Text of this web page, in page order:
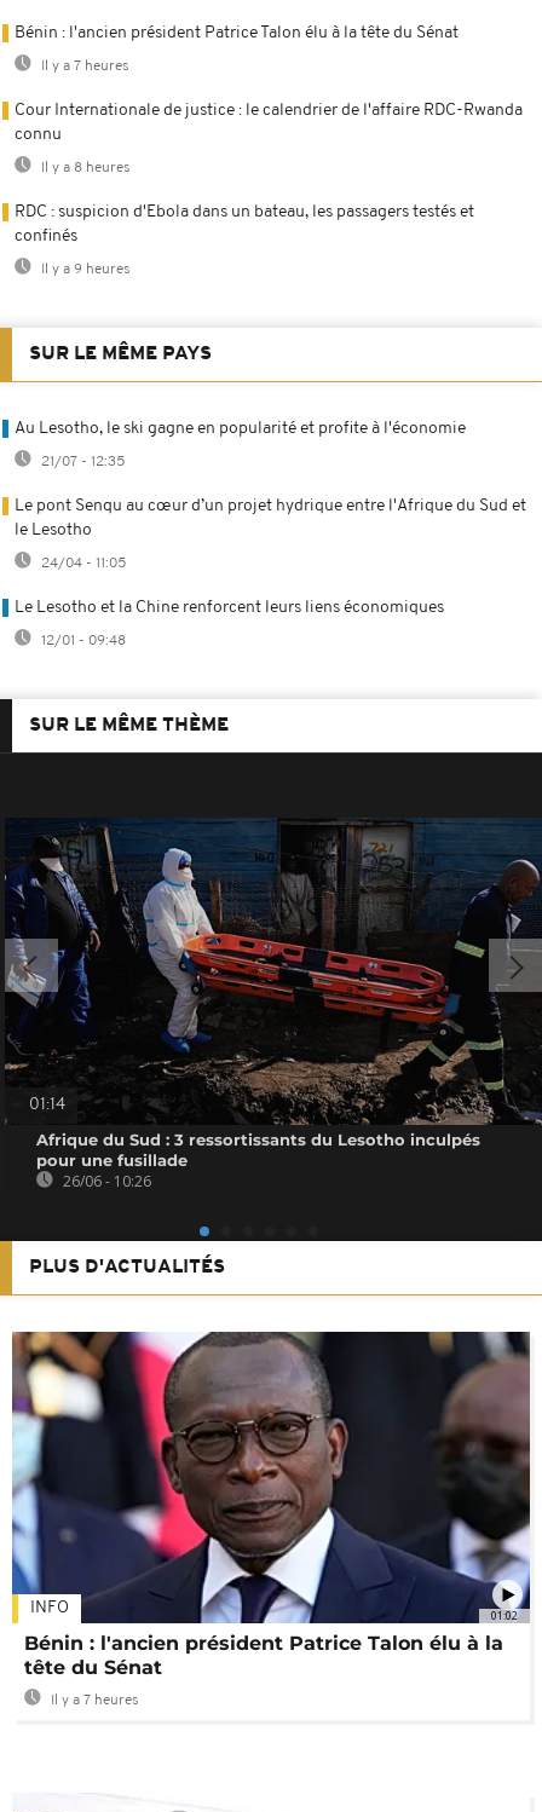
Bénin : l'ancien président Patrice Talon élu à la tête du Sénat
Il y a 7 heures
Cour Internationale de justice : le calendrier de l'affaire RDC-Rwanda
connu
Il y a 8 heures
RDC : suspicion d'Ebola dans un bateau, les passagers testés et
confinés
Il y a 9 heures
SUR LE MÊME PAYS
Au Lesotho, le ski gagne en popularité et profite à l'économie
21/07 - 12:35
Le pont Senqu au cœur d’un projet hydrique entre l'Afrique du Sud et
le Lesotho
24/04 - 11:05
Le Lesotho et la Chine renforcent leurs liens économiques
12/01 - 09:48
SUR LE MÊME THÈME
01:14
Afrique du Sud : 3 ressortissants du Lesotho inculpés
pour une fusillade
26/06 - 10:26
PLUS D'ACTUALITÉS
01:02
INFO
Bénin : l'ancien président Patrice Talon élu à la
tête du Sénat
Il y a 7 heures